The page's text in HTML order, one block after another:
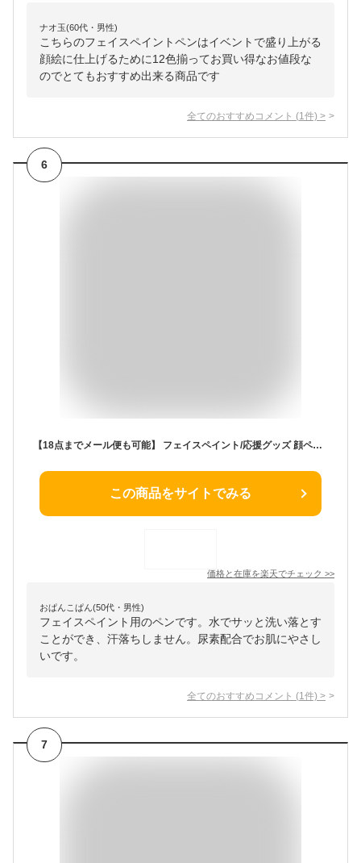
ナオ玉(60代・男性)
こちらのフェイスペイントペンはイベントで盛り上がる
顔絵に仕上げるために12色揃ってお買い得なお値段な
のでとてもおすすめ出来る商品です
全てのおすすめコメント (1 件) >
6
【18点までメール便も可能】 フェイスペイント/応援グッズ 顔ペン 黒 [顔ペン フェイスペイント ペインティング メイクアップ 化粧 ハロウィン 応援 ペイント 歌舞伎 ゾンビ コスプレ バカ殿 ハロウィン仮装 ]【B-0265_779320】
この商品をサイトでみる
価格と在庫を楽天でチェック >>
おぱんこぱん(50代・男性)
フェイスペイント用のペンです。水でサッと洗い落とす
ことができ、汗落ちしません。尿素配合でお肌にやさし
いです。
全てのおすすめコメント (1 件) >
7